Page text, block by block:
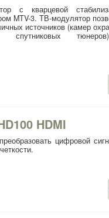
с кварцевой
MTV-3. ТВ-модулятор
источников (камер
спутниковых
HDMI
цифровой